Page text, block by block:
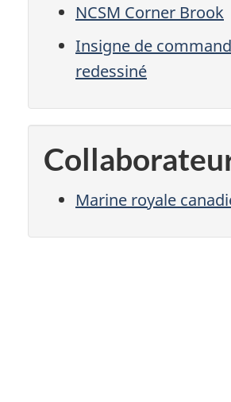
NCSM Corner Brook
Insigne de
redessiné
Marine royale